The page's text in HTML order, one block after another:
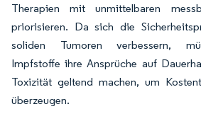
Therapien mit unmittelbaren
priorisieren. Da sich die
soliden Tumoren verbessern,
Impfstoffe ihre Ansprüche auf
Toxizität geltend machen, um
überzeugen.